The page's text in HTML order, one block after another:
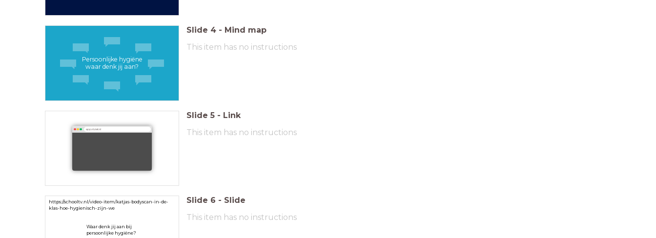
Persoonlijke hygiëne
waar denk jij aan?
Slide 4 - Mind map
This item has no instructions
app.nlziet.nl
Slide 5 - Link
This item has no instructions
https://schooltv.nl/video-item/katjas-bodyscan-in-de-
klas-hoe-hygienisch-zijn-we
Waar denk jij aan bij
persoonlijke hygiëne?
Slide 6 - Slide
This item has no instructions